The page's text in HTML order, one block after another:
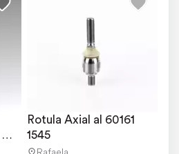
Rotula Axial al 60161
1545